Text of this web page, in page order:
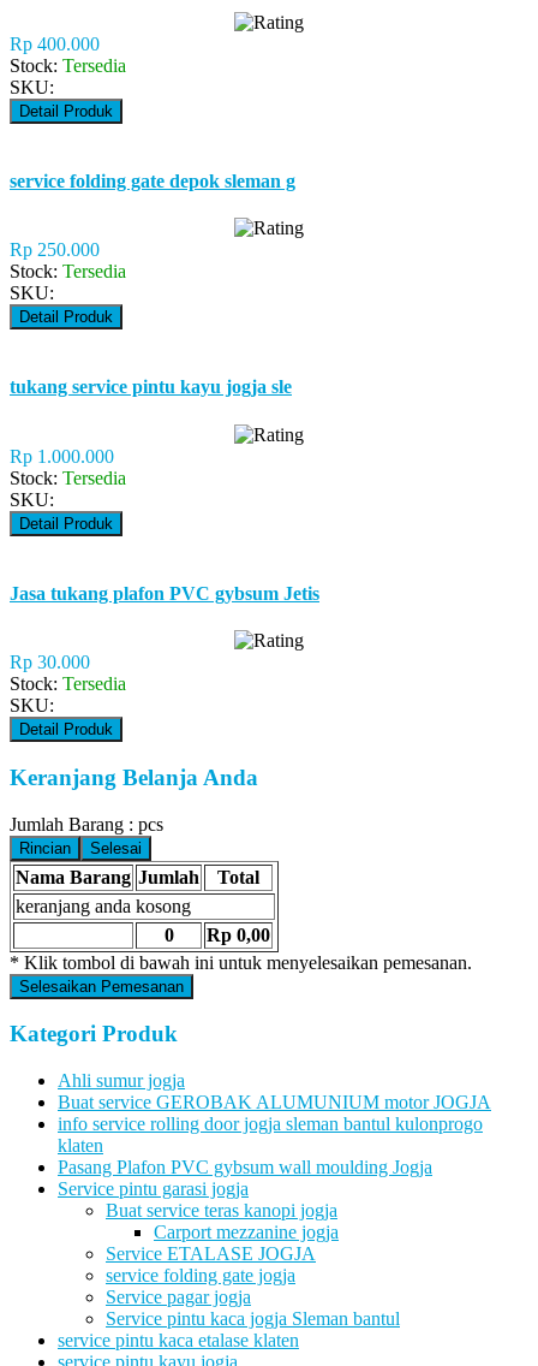
Rp 400.000
Stock: Tersedia
SKU:
Detail Produk
service folding gate depok sleman g
Rp 250.000
Stock: Tersedia
SKU:
Detail Produk
tukang service pintu kayu jogja sle
Rp 1.000.000
Stock: Tersedia
SKU:
Detail Produk
Jasa tukang plafon PVC gybsum Jetis
Rp 30.000
Stock: Tersedia
SKU:
Detail Produk
Keranjang Belanja Anda
Jumlah Barang : pcs
Rincian Selesai
Nama Barang Jumlah Total
0 Rp 0,00
keranjang anda kosong
* Klik tombol di bawah ini untuk menyelesaikan pemesanan.
Selesaikan Pemesanan
Kategori Produk
Ahli sumur jogja
Buat service GEROBAK ALUMUNIUM motor JOGJA
info service rolling door jogja sleman bantul kulonprogo
klaten
Pasang Plafon PVC gybsum wall moulding Jogja
Service pintu garasi jogja
Buat service teras kanopi jogja
Carport mezzanine jogja
Service ETALASE JOGJA
service folding gate jogja
Service pagar jogja
Service pintu kaca jogja Sleman bantul
service pintu kaca etalase klaten
service pintu kayu jogja